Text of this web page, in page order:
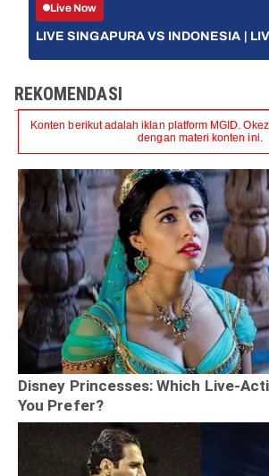
Live Now
LIVE SINGAPURA VS INDONESIA |